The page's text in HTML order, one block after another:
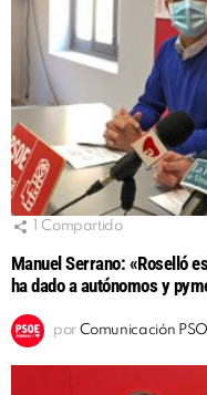
Compartido
Manuel Serrano: «Roselló
ha dado a autónomos y
por Comunicación